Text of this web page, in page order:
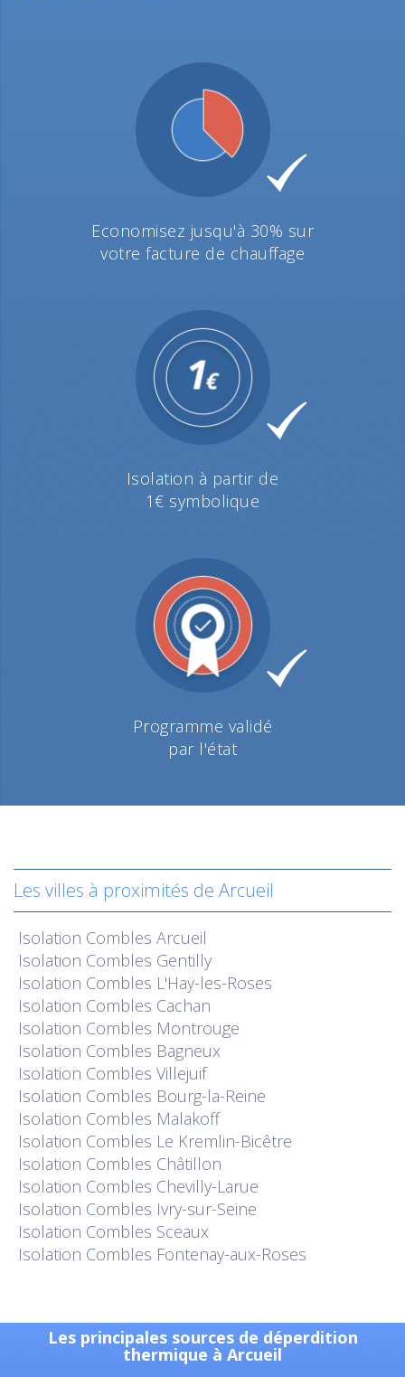
Economisez jusqu'à 30% sur
votre facture de chauffage
Isolation à partir de
1€ symbolique
Programme validé
par l'état
Les villes à proximités de Arcueil
Isolation Combles Arcueil
Isolation Combles Gentilly
Isolation Combles L'Haÿ-les-Roses
Isolation Combles Cachan
Isolation Combles Montrouge
Isolation Combles Bagneux
Isolation Combles Villejuif
Isolation Combles Bourg-la-Reine
Isolation Combles Malakoff
Isolation Combles Le Kremlin-Bicêtre
Isolation Combles Châtillon
Isolation Combles Chevilly-Larue
Isolation Combles Ivry-sur-Seine
Isolation Combles Sceaux
Isolation Combles Fontenay-aux-Roses
Les principales sources de déperdition
thermique à Arcueil